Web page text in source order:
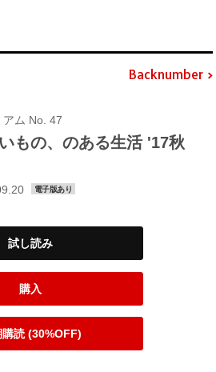
Backnumber
ム No. 47
もの、のある生活 '17秋
電子版あり
試し読み
購入
購読 (30%OFF)